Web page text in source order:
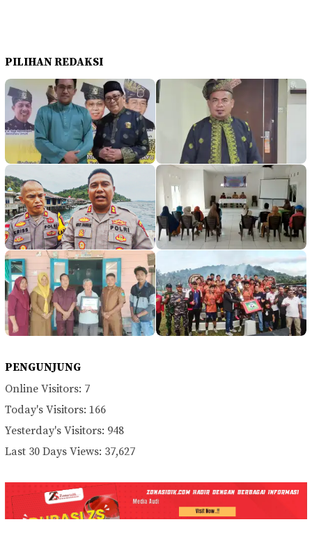
PILIHAN REDAKSI
PENGUNJUNG
Online Visitors: 7
Today's Visitors: 166
Yesterday's Visitors: 948
Last 30 Days Views: 37,627